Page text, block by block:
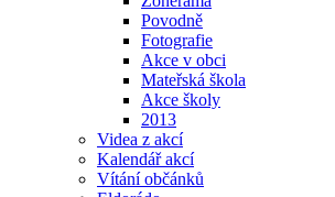
Povodně
Fotografie
Akce v obci
Mateřská škola
Akce školy
2013
Videa z akcí
Kalendář akcí
Vítání občánků